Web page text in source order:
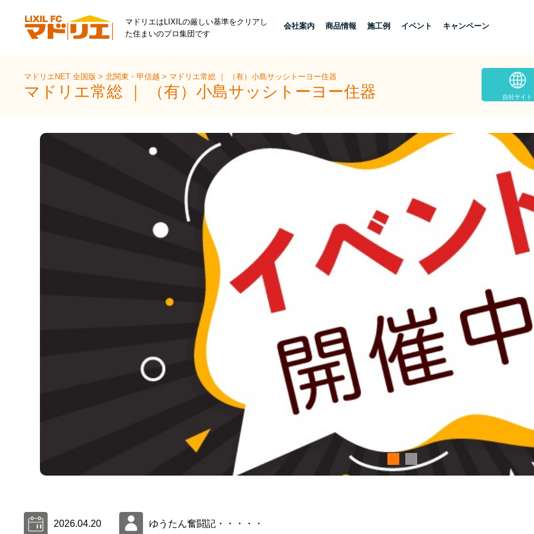
マドリエはLIXILの厳しい基準をクリアし
た住まいのプロ集団です
会社案内 商品情報 施工例 イベント キャンペーン
マドリエNET 全国版>北関東・甲信越> マドリエ常総 ｜ （有）小島サッシトーヨー住器
マドリエ常総 ｜ （有）小島サッシトーヨー住器 自社サイト
2026.04.20 ゆうたん奮闘記・・・・・